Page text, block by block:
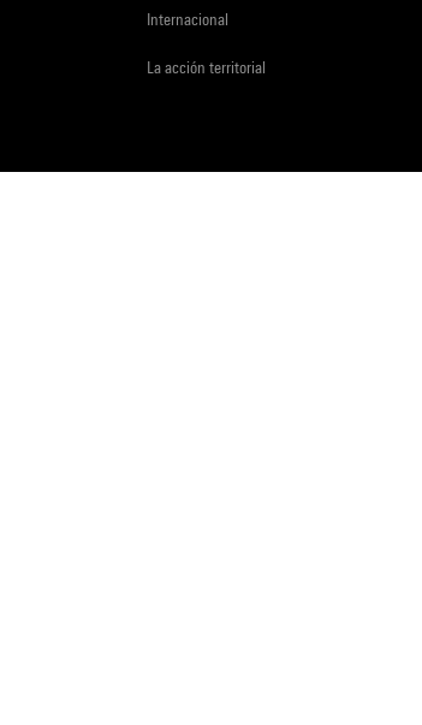
Internacional
La acción territorial